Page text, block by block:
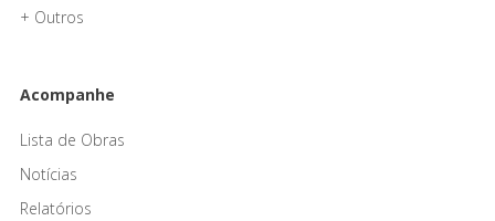
+ Outros
Acompanhe
Lista de Obras
Notícias
Relatórios